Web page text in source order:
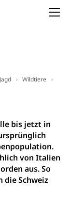
Jagd
Wildtiere
bis jetzt in
von Italien
aus. So
die Schweiz